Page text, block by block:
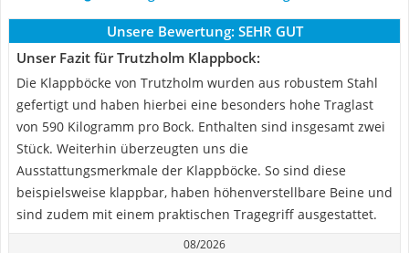
Unsere Bewertung: SEHR GUT
Unser Fazit für Trutzholm Klappbock:
Die Klappböcke von Trutzholm wurden aus robustem Stahl
gefertigt und haben hierbei eine besonders hohe Traglast
von 590 Kilogramm pro Bock. Enthalten sind insgesamt zwei
Stück. Weiterhin überzeugten uns die
Ausstattungsmerkmale der Klappböcke. So sind diese
beispielsweise klappbar, haben höhenverstellbare Beine und
sind zudem mit einem praktischen Tragegriff ausgestattet.
08/2026